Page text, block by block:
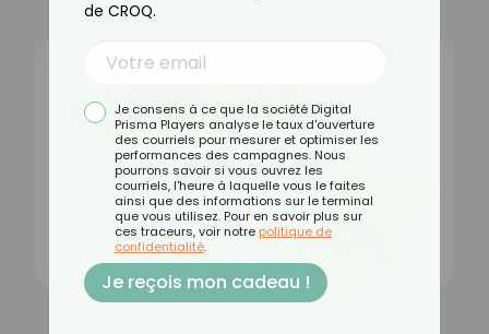
de CROQ.
Je consens à ce que la société Digital
Prisma Players analyse le taux d'ouverture
des courriels pour mesurer et optimiser les
performances des campagnes. Nous
pourrons savoir si vous ouvrez les
courriels, l'heure à laquelle vous le faites
ainsi que des informations sur le terminal
que vous utilisez. Pour en savoir plus sur
ces traceurs, voir notre politique de
confidentialité.
Je reçois mon cadeau !